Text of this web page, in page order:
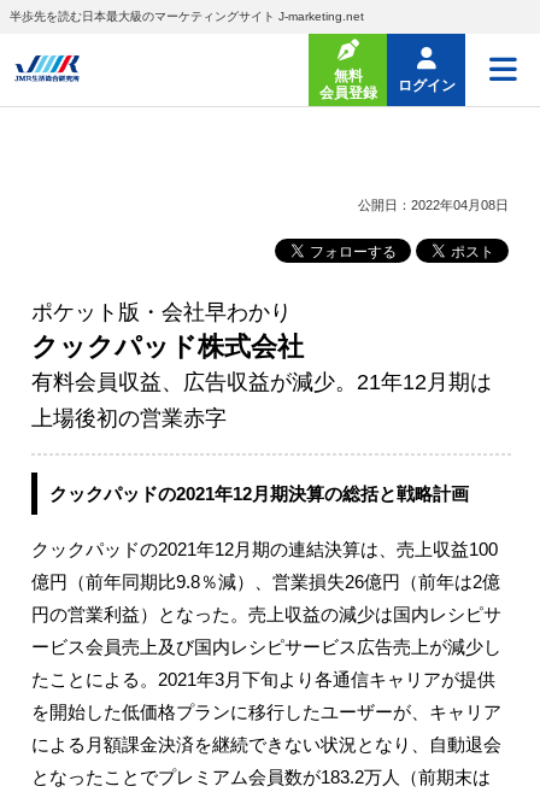
半歩先を読む日本最大級のマーケティングサイト J-marketing.net
無料
会員登録
ログイン
公開日：2022年04月08日
ポケット版・会社早わかり
クックパッド株式会社
有料会員収益、広告収益が減少。21年12月期は
上場後初の営業赤字
クックパッドの2021年12月期決算の総括と戦略計画
クックパッドの2021年12月期の連結決算は、売上収益100
億円（前年同期比9.8％減）、営業損失26億円（前年は2億
円の営業利益）となった。売上収益の減少は国内レシピサ
ービス会員売上及び国内レシピサービス広告売上が減少し
たことによる。2021年3月下旬より各通信キャリアが提供
を開始した低価格プランに移行したユーザーが、キャリア
による月額課金決済を継続できない状況となり、自動退会
となったことでプレミアム会員数が183.2万人（前期末は